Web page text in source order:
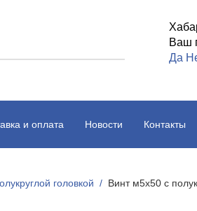
Ваш
Да
и оплата Новости Контакты
головкой Винт м5х50 с